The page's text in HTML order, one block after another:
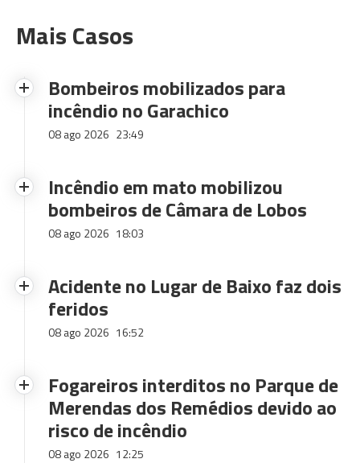
Mais Casos
Bombeiros mobilizados para
incêndio no Garachico
08 ago 2026 23:49
Incêndio em mato mobilizou
bombeiros de Câmara de Lobos
08 ago 2026 18:03
Acidente no Lugar de Baixo faz dois
feridos
08 ago 2026 16:52
Fogareiros interditos no Parque de
Merendas dos Remédios devido ao
risco de incêndio
08 ago 2026 12:25